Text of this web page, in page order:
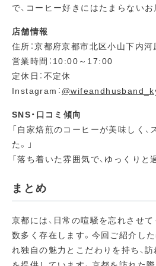
で、コーヒー好きにはたまらないお
店舗情報
住所：京都府京都市北区小山下内
営業時間：10:00～17:00
定休日：不定休
Instagram：
SNS・口コミ傾向
「自家焙煎のコーヒーが美味しく、
た。」
「落ち着いた雰囲気で、ゆっくりと
まとめ
京都には、日常の喧騒を忘れさせ
数多く存在します。 今回ご紹介し
れ独自の魅力とこだわりを持ち、